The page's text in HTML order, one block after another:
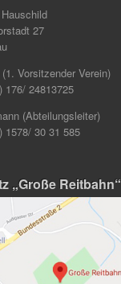
27
Vorsitzender Verein)
176/ 24813725
(Abteilungsleiter)
1578/ 30 31 585
„Große Reitbahn“